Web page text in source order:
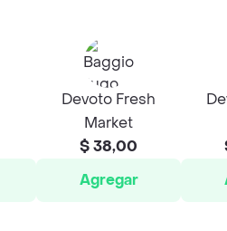
Devoto Fresh
Market
$ 38,00
Agregar